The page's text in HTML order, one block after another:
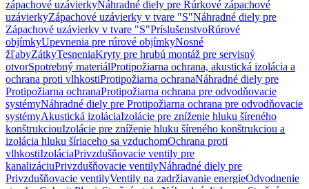
zápachové uzávierkyNáhradné diely pre Rúrkové zápachové
uzávierkyZápachové uzávierky v tvare "S"Náhradné diely pre
Zápachové uzávierky v tvare "S"PríslušenstvoRúrové
objímkyUpevnenia pre rúrové objímkyNosné
žľabyZátkyTesneniaKryty pre hrubú montáž pre servisný
otvorSpotrebný materiálProtipožiarna ochrana, akustická izolácia a
ochrana proti vlhkostiProtipožiarna ochranaNáhradné diely pre
Protipožiarna ochranaProtipožiarna ochrana pre odvodňovacie
systémyNáhradné diely pre Protipožiarna ochrana pre odvodňovacie
systémyAkustická izoláciaIzolácie pre zníženie hluku šíreného
konštrukciouIzolácie pre zníženie hluku šíreného konštrukciou a
izolácia hluku šíriaceho sa vzduchomOchrana proti
vlhkostiIzoláciaPrivzdušňovacie ventily pre
kanalizáciuPrivzdušňovacie ventilyNáhradné diely pre
Privzdušňovacie ventilyVentily na zadržiavanie energieOdvodnenie